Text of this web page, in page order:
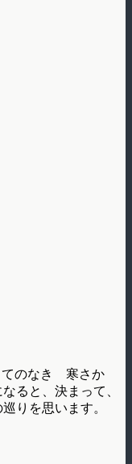
てのなき 寒さか
ると、決まって、
りを思います。